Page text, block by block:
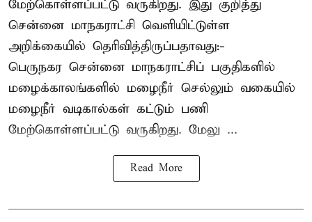
மேற்கொள்ளப்பட்டு வருகிறது. இது குறித்து
சென்னை மாநகராட்சி வெளியிட்டுள்ள
அறிக்கையில் தெரிவித்திருப்பதாவது:-
பெருநகர சென்னை மாநகராட்சிப் பகுதிகளில்
மழைக்காலங்களில் மழைநீர் செல்லும் வகையில்
மழைநீர் வடிகால்கள் கட்டும் பணி
மேற்கொள்ளப்பட்டு வருகிறது. மேலு ...
Read More